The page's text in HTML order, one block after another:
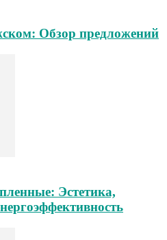
Обзор предложений
Эстетика,